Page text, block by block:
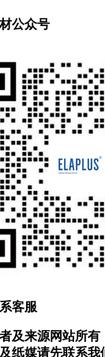
公众号
客服
及来源网站所
纸媒请先联系我